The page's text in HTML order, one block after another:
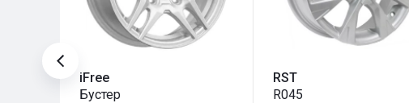
iFree
Бустер
RST
R045